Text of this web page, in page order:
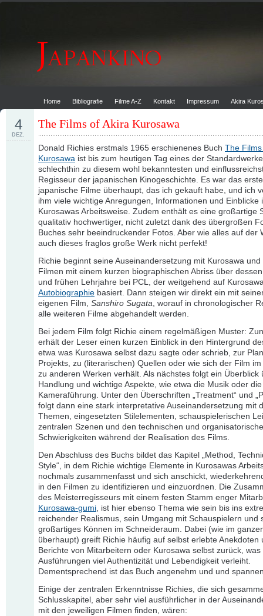
Home Bibliografie Filme A-Z Kontakt Impressum Akira
The Films of Akira Kurosawa
4
DEZ.
Donald Richies erstmals 1965 erschienenes Buch The
Kurosawa ist bis zum heutigen Tag eines der Standardwerke
schlechthin zu diesem wohl bekanntesten und
Regisseur der japanischen Kinogeschichte. Es war das
japanische Filme überhaupt, das ich gekauft habe, und ich
ihm viele wichtige Anregungen, Informationen und Einblicke
Kurosawas Arbeitsweise. Zudem enthält es eine großartige
qualitativ hochwertiger, nicht zuletzt dank des übergroßen
Buches sehr beeindruckender Fotos. Aber wie alles auf der
auch dieses fraglos große Werk nicht perfekt!
Richie beginnt seine Auseinandersetzung mit Kurosawa und
Filmen mit einem kurzen biographischen Abriss über
und frühen Lehrjahre bei PCL, der weitgehend auf
Autobiographie basiert. Dann steigen wir direkt ein mit
eigenen Film, Sanshiro Sugata, worauf in chronologischer
alle weiteren Filme abgehandelt werden.
Bei jedem Film folgt Richie einem regelmäßigen Muster:
erhält der Leser einen kurzen Einblick in den Hintergrund
etwa was Kurosawa selbst dazu sagte oder schrieb, zur
Projekts, zu (literarischen) Quellen oder wie sich der Film im
zu anderen Werken verhält. Als nächstes folgt ein Überblick
Handlung und wichtige Aspekte, wie etwa die Musik oder die
Kameraführung. Unter den Überschriften „Treatment“ und
folgt dann eine stark interpretative Auseinandersetzung mit
Themen, eingesetzten Stilelementen, schauspielerischen
zentralen Szenen und den technischen und
Schwierigkeiten während der Realisation des Films.
Den Abschluss des Buchs bildet das Kapitel „Method,
Style“, in dem Richie wichtige Elemente in Kurosawas
nochmals zusammenfasst und sich anschickt,
in den Filmen zu identifizieren und einzuordnen. Die
des Meisterregisseurs mit einem festen Stamm enger
Kurosawa-gumi, ist hier ebenso Thema wie sein bis ins
reichender Realismus, sein Umgang mit Schauspielern und
großartiges Können im Schneideraum. Dabei (wie im
überhaupt) greift Richie häufig auf selbst erlebte Anekdoten
Berichte von Mitarbeitern oder Kurosawa selbst zurück, was
Ausführungen viel Authentizität und Lebendigkeit verleiht.
Dementsprechend ist das Buch angenehm und und
Einige der zentralen Erkenntnisse Richies, die sich
Schlusskapitel, aber sehr viel ausführlicher in der
mit den jeweiligen Filmen finden, wären: